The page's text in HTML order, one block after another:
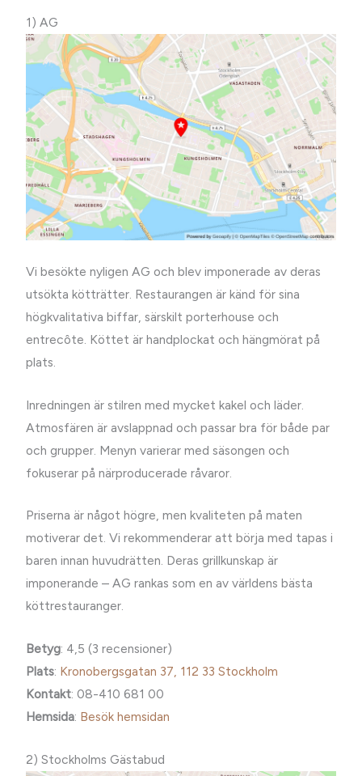
1) AG
Vi besökte nyligen AG och blev imponerade av deras
utsökta kötträtter. Restaurangen är känd för sina
högkvalitativa biffar, särskilt porterhouse och
entrecôte. Köttet är handplockat och hängmörat på
plats.
Inredningen är stilren med mycket kakel och läder.
Atmosfären är avslappnad och passar bra för både par
och grupper. Menyn varierar med säsongen och
fokuserar på närproducerade råvaror.
Priserna är något högre, men kvaliteten på maten
motiverar det. Vi rekommenderar att börja med tapas i
baren innan huvudrätten. Deras grillkunskap är
imponerande – AG rankas som en av världens bästa
köttrestauranger.
Betyg: 4,5 (3 recensioner)
Plats: Kronobergsgatan 37, 112 33 Stockholm
Kontakt: 08-410 681 00
Hemsida: Besök hemsidan
2) Stockholms Gästabud